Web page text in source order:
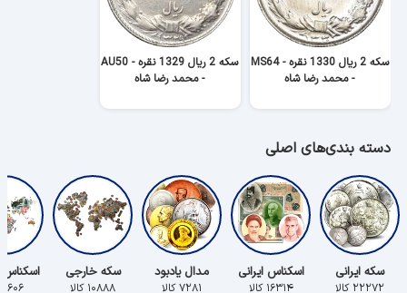
سکه 2 ریال 1330 نقره - MS64
- محمد رضا شاه
سکه 2 ریال 1329 نقره - AU50
- محمد رضا شاه
دسته بندی‌های اصلی
سکه ایرانی
۲۲۲۷۲ کالا
اسکناس ایرانی
۱۶۳۱۴ کالا
مدال یادبود
۷۲۸۱ کالا
سکه خارجی
۱۰۸۸۸ کالا ۵۶۰۶ کالا